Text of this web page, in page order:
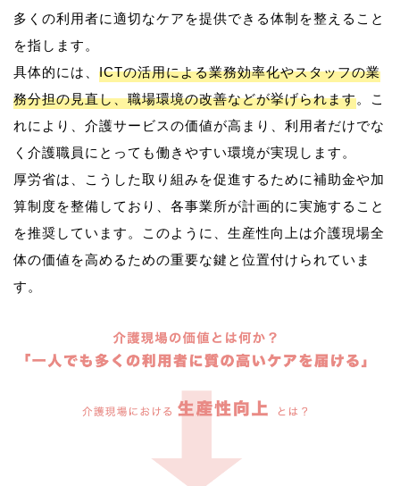
多くの利用者に適切なケアを提供できる体制を整えること
を指します。
具体的には、 ICTの活用による業務効率化やスタッフの業
務分担の見直し、職場環境の改善などが挙げられます。こ
れにより、介護サービスの価値が高まり、利用者だけでな
く介護職員にとっても働きやすい環境が実現します。
厚労省は、こうした取り組みを促進するために補助金や加
算制度を整備しており、各事業所が計画的に実施すること
を推奨しています。このように、生産性向上は介護現場全
体の価値を高めるための重要な鍵と位置付けられていま